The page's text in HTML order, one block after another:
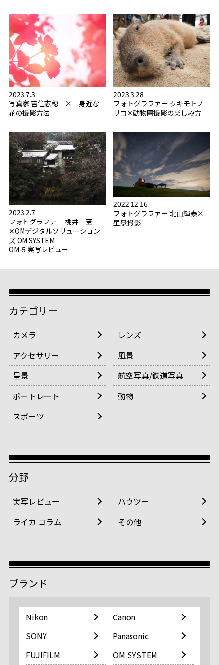
カテゴリー
カメラ
レンズ
アクセサリー
風景
星景
航空写真/鉄道写真
ポートレート
動物
スポーツ
分野
実写レビュー
ハウツー
ライカ コラム
その他
ブランド
Nikon
Canon
SONY
Panasonic
FUJIFILM
OM SYSTEM
2023.7.3
写真家 吉住志穂 × 身近な
花の撮影方法
2023.3.28
フォトグラファー クキモトノ
リコ✕動物園撮影の楽しみ方
2023.2.7
フォトグラファー 桃井一至
✕OMデジタルソリューション
ズ OM SYSTEM
OM-5 実写レビュー
2022.12.16
フォトグラファー 北山輝泰×
星景撮影